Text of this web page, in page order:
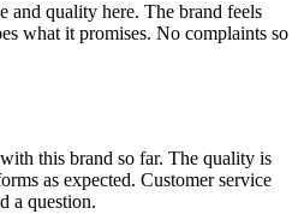
and quality here. The brand feels
what it promises. No complaints so
this brand so far. The quality is
as expected. Customer service
a question.